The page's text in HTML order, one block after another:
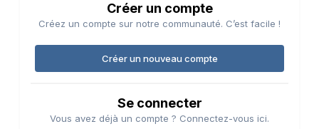
Créer un compte
Créez un compte sur notre communauté. C’est facile !
Créer un nouveau compte
Se connecter
Vous avez déjà un compte ? Connectez-vous ici.